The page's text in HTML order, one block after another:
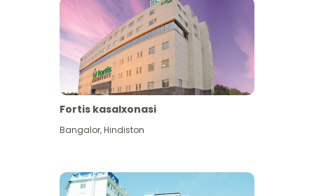
Fortis kasalxonasi
Bangalor,Hindiston